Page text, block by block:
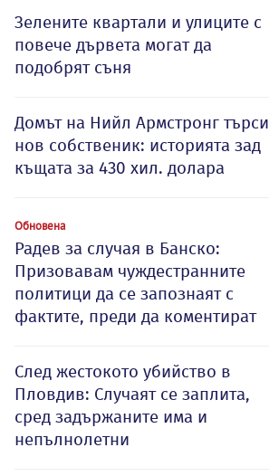
Зелените квартали и улиците с
повече дървета могат да
подобрят съня
Домът на Нийл Армстронг търси
нов собственик: историята зад
къщата за 430 хил. долара
Обновена
Радев за случая в Банско:
Призовавам чуждестранните
политици да се запознаят с
фактите, преди да коментират
След жестокото убийство в
Пловдив: Случаят се заплита,
сред задържаните има и
непълнолетни